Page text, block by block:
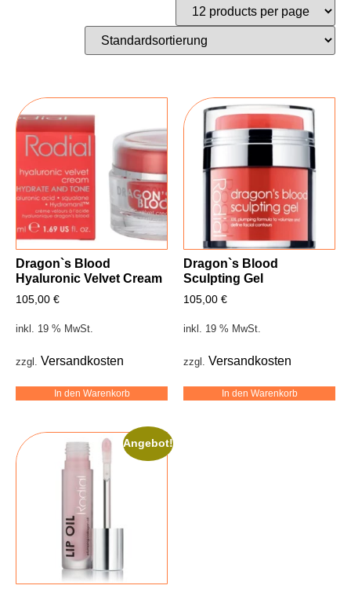
Dragon`s Blood
Hyaluronic Velvet Cream
105,00 €
inkl. 19 % MwSt.
zzgl. Versandkosten
In den Warenkorb
Dragon`s Blood
Sculpting Gel
105,00 €
inkl. 19 % MwSt.
zzgl. Versandkosten
In den Warenkorb
Angebot!